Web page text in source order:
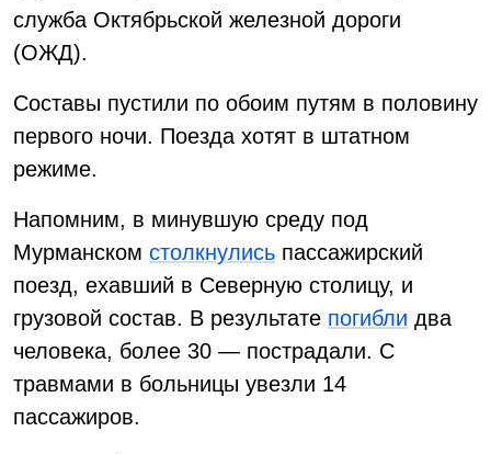
служба Октябрьской железной дороги
(ОЖД).
Составы пустили по обоим путям в половину
первого ночи. Поезда хотят в штатном
режиме.
Напомним, в минувшую среду под
Мурманском столкнулись пассажирский
поезд, ехавший в Северную столицу, и
грузовой состав. В результате погибли два
человека, более 30 — пострадали. С
травмами в больницы увезли 14
пассажиров.